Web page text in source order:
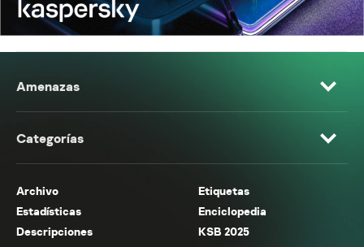
Amenazas
Categorías
Archivo
Etiquetas
Estadísticas
Enciclopedia
Descripciones
KSB 2025